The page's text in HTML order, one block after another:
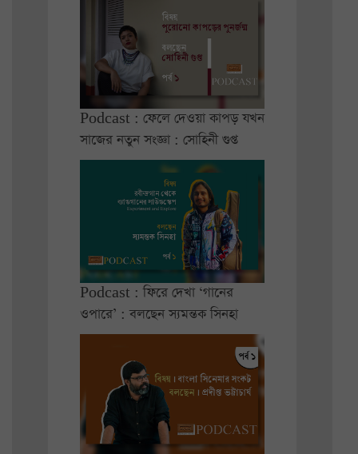
Podcast : ফেলে দেওয়া কাপড় যখন
সাজের নতুন সংজ্ঞা : সোহিনী গুপ্ত
Podcast : ফিরে দেখা ‘গানের
ওপারে’ : বলছেন স্যমন্তক সিনহা